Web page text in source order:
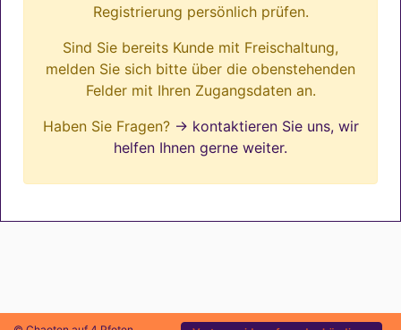
Registrierung persönlich prüfen.
Sind Sie bereits Kunde mit Freischaltung,
melden Sie sich bitte über die obenstehenden
Felder mit Ihren Zugangsdaten an.
Haben Sie Fragen? → kontaktieren Sie uns, wir
helfen Ihnen gerne weiter.